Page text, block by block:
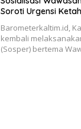
Soroti Urgensi
Barometerkaltim.id,
kembali
(Sosper) bertema